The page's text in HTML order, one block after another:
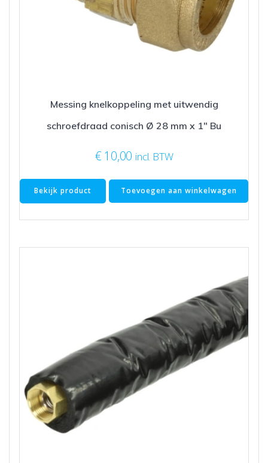
Messing knelkoppeling met uitwendig
schroefdraad conisch Ø 28 mm x 1″ Bu
€ 10,00 incl. BTW
Bekijk product Toevoegen aan winkelwagen